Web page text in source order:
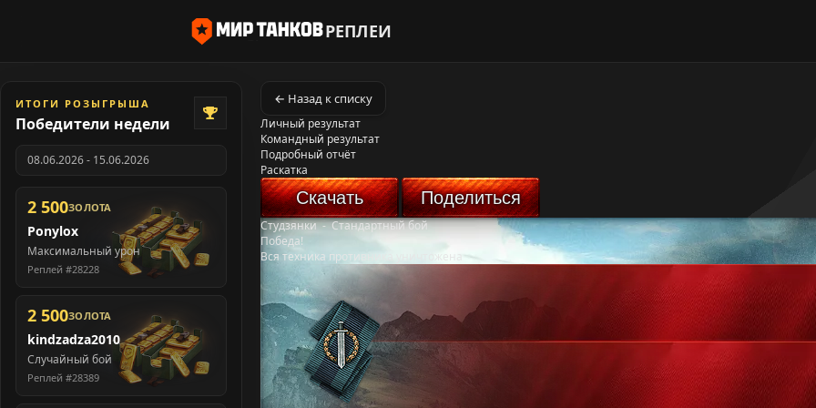
РЕПЛЕИ
ИТОГИ РОЗЫГРЫША
Победители недели
08.06.2026 - 15.06.2026
2 500ЗОЛОТА
Ponylox
Максимальный урон
Реплей #28228
2 500ЗОЛОТА
kindzadza2010
Случайный бой
Реплей #28389
← Назад к списку
Личный результат
Командный результат
Подробный отчёт
Раскатка
Скачать Поделиться
Студзянки-Стандартный бой
Победа!
Вся техника противника уничтожена